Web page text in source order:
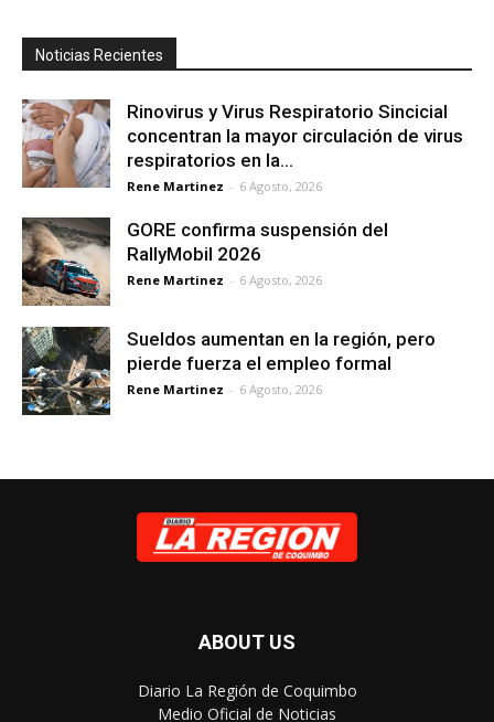
Noticias Recientes
Rinovirus y Virus Respiratorio Sincicial
concentran la mayor circulación de virus
respiratorios en la...
Rene Martinez - 6 Agosto, 2026
GORE confirma suspensión del
RallyMobil 2026
Rene Martinez - 6 Agosto, 2026
Sueldos aumentan en la región, pero
pierde fuerza el empleo formal
Rene Martinez - 6 Agosto, 2026
ABOUT US
Diario La Región de Coquimbo
Medio Oficial de Noticias